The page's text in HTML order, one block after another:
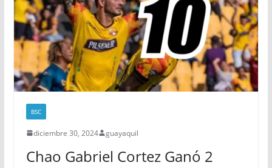
BSC
diciembre 30, 2024 guayaquil
Chao Gabriel Cortez Ganó 2